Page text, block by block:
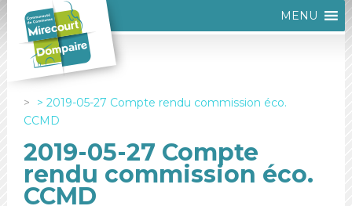
MENU
2019-05-27 Compte rendu commission éco.
CCMD
2019-05-27 Compte
rendu commission éco.
CCMD